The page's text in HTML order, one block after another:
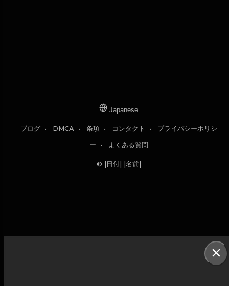
Japanese
ブログ• DMCA • 条項• コンタクト • プライバシーポリシ
ー • よくある質問
© |日付| |名前|